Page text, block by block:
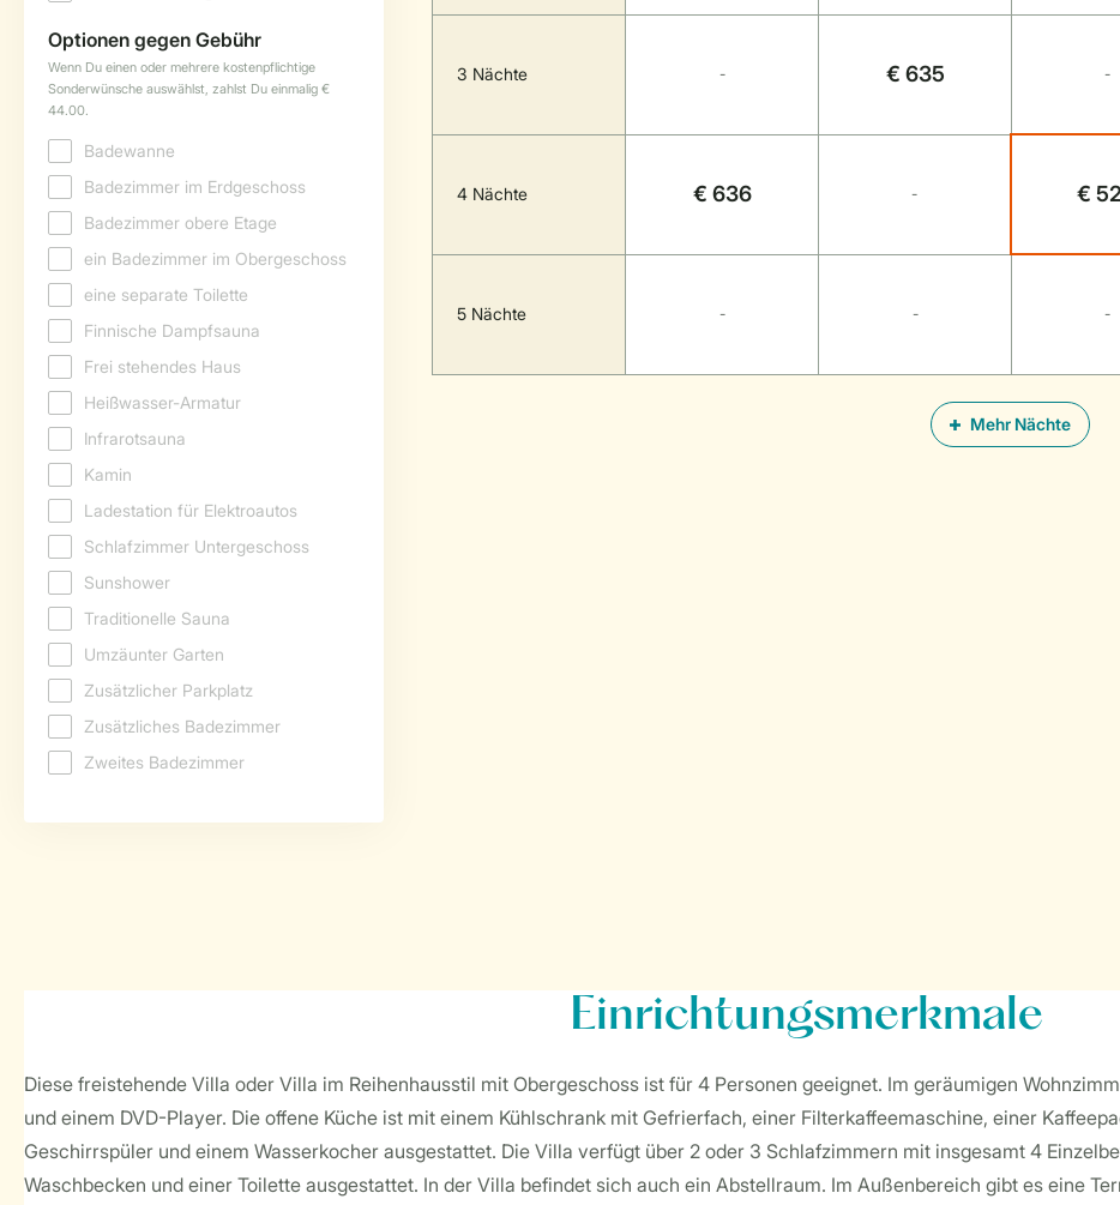
Mehr Nächte
3 Nächte - € 635 -
4 Nächte € 636 - €
5 Nächte - - -
Einrichtungsmerkmale
Diese freistehende Villa oder Villa im Reihenhausstil mit Obergeschoss ist für 4 Personen geeignet. Im geräumigen
und einem DVD-Player. Die offene Küche ist mit einem Kühlschrank mit Gefrierfach, einer Filterkaffeemaschine, einer
Geschirrspüler und einem Wasserkocher ausgestattet. Die Villa verfügt über 2 oder 3 Schlafzimmern mit insgesamt 4
Waschbecken und einer Toilette ausgestattet. In der Villa befindet sich auch ein Abstellraum. Im Außenbereich gibt es eine